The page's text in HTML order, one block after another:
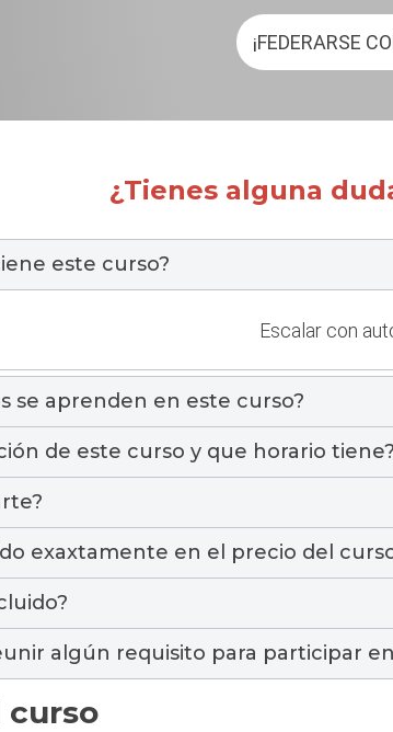
¡FEDERARSE
¿Tienes alguna
este curso?
Escalar con
se aprenden en este curso?
de este curso y que horario tiene?
exaxtamente en el precio del
algún requisito para participar
curso